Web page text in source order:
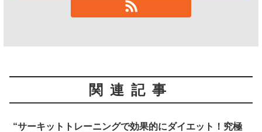
関連記事
“サーキットトレーニングで効果的にダイエット！究極